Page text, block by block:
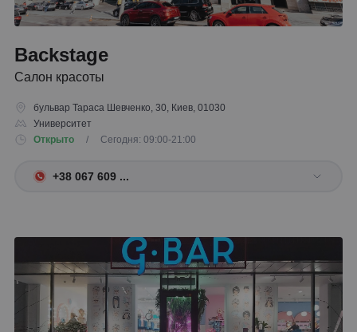
Backstage
Салон красоты
бульвар Тараса Шевченко, 30, Киев, 01030
Университет
Открыто
/ Сегодня: 09:00-21:00
+38 067 609 ...